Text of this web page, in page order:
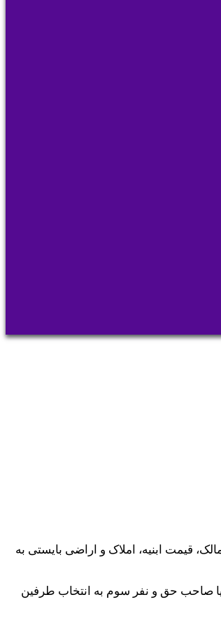
قیمت ابنیه، املاک و اراضی بایستی به
یا صاحب حق و نفر سوم به انتخاب طرفین